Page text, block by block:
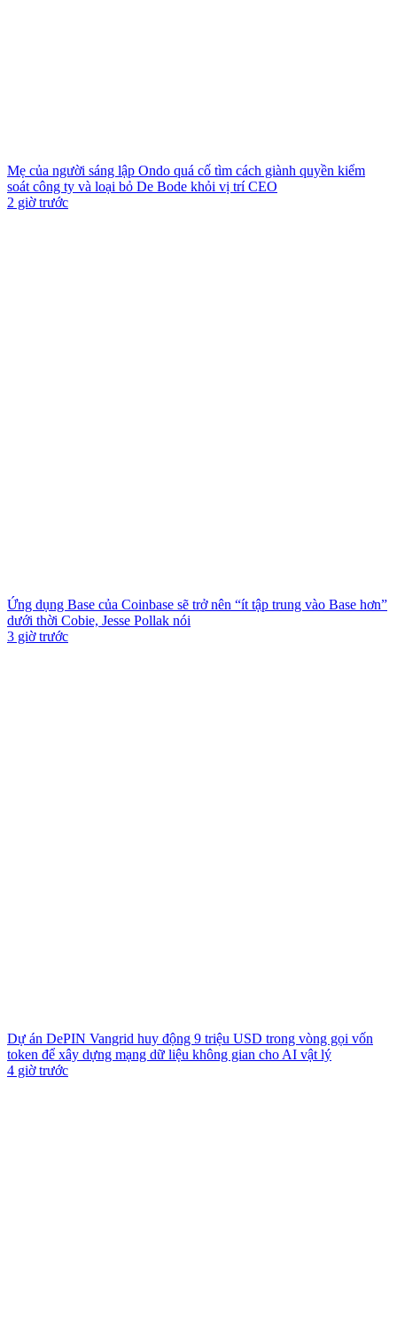
Mẹ của người sáng lập Ondo quá cố tìm cách giành quyền kiểm
soát công ty và loại bỏ De Bode khỏi vị trí CEO
2 giờ trước
Ứng dụng Base của Coinbase sẽ trở nên “ít tập trung vào Base hơn”
dưới thời Cobie, Jesse Pollak nói
3 giờ trước
Dự án DePIN Vangrid huy động 9 triệu USD trong vòng gọi vốn
token để xây dựng mạng dữ liệu không gian cho AI vật lý
4 giờ trước